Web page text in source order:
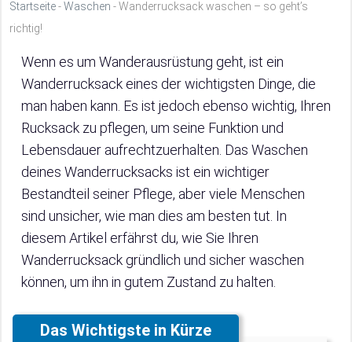
Startseite-Waschen -Wanderrucksack waschen – so geht’s
richtig!
Wenn es um Wanderausrüstung geht, ist ein
Wanderrucksack eines der wichtigsten Dinge, die
man haben kann. Es ist jedoch ebenso wichtig, Ihren
Rucksack zu pflegen, um seine Funktion und
Lebensdauer aufrechtzuerhalten. Das Waschen
deines Wanderrucksacks ist ein wichtiger
Bestandteil seiner Pflege, aber viele Menschen
sind unsicher, wie man dies am besten tut. In
diesem Artikel erfährst du, wie Sie Ihren
Wanderrucksack gründlich und sicher waschen
können, um ihn in gutem Zustand zu halten.
Das Wichtigste in Kürze